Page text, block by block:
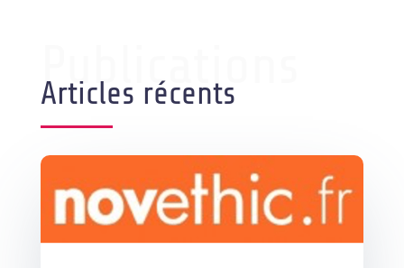
Publications
Articles récents